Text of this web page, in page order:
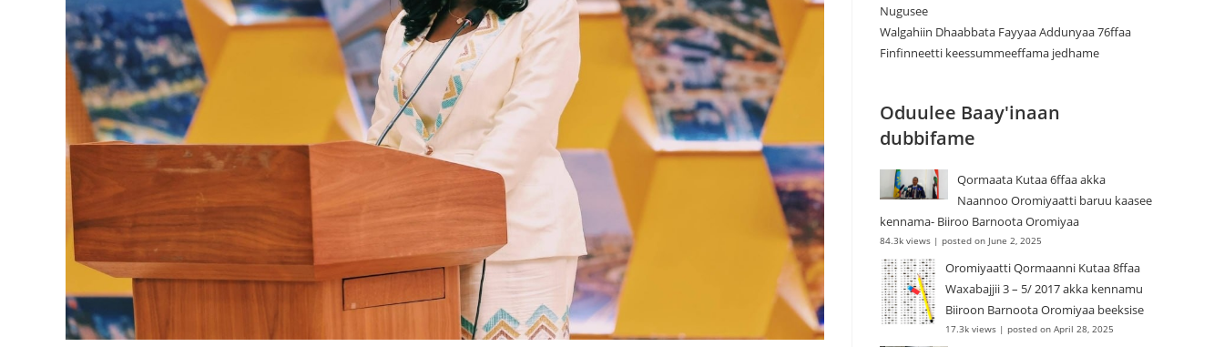
Nugusee
Walgahiin Dhaabbata Fayyaa Addunyaa 76ffaa
Finfinneetti keessummeeffama jedhame
Oduulee Baay'inaan
dubbifame
Qormaata Kutaa 6ffaa akka
Naannoo Oromiyaatti baruu kaasee
kennama- Biiroo Barnoota Oromiyaa
84.3k views | posted on June 2, 2025
Oromiyaatti Qormaanni Kutaa 8ffaa
Waxabajjii 3 – 5/ 2017 akka kennamu
Biiroon Barnoota Oromiyaa beeksise
17.3k views | posted on April 28, 2025